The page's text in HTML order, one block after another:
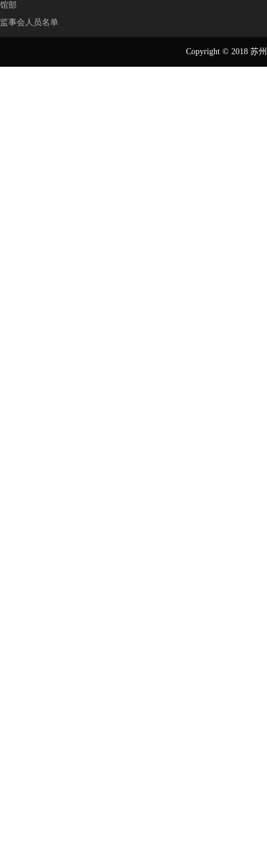
馆部
监事会人员名单
Copyright © 2018 苏